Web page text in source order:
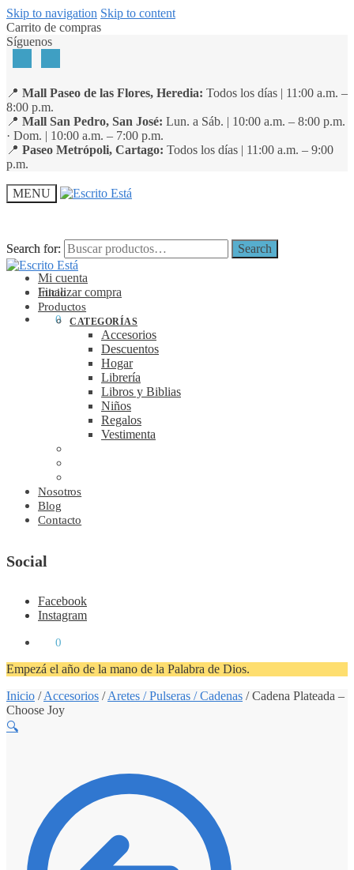
Skip to navigation Skip to content
Carrito de compras
Síguenos
📍 Mall Paseo de las Flores, Heredia: Todos los días | 11:00 a.m. –
8:00 p.m.
📍 Mall San Pedro, San José: Lun. a Sáb. | 10:00 a.m. – 8:00 p.m.
· Dom. | 10:00 a.m. – 7:00 p.m.
📍 Paseo Metrópoli, Cartago: Todos los días | 11:00 a.m. – 9:00
p.m.
MENU
Search for: Search
Mi cuenta
Finalizar compra
0
Search for: Search
Inicio
Productos
CATEGORÍAS
Accesorios
Descuentos
Hogar
Librería
Libros y Biblias
Niños
Regalos
Vestimenta
Nosotros
Blog
Contacto
Social
Facebook
Instagram
0
Empezá el año de la mano de la Palabra de Dios.
Inicio /Accesorios /Aretes / Pulseras / Cadenas /Cadena Plateada –
Choose Joy
🔍